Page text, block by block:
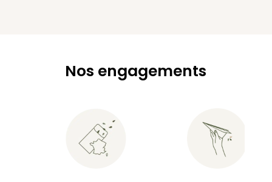
Nos engagements